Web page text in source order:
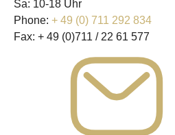
Sa: 10-18 Uhr
Phone: + 49 (0) 711 292 834
Fax: + 49 (0)711 / 22 61 577